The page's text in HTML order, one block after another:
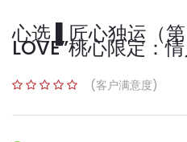
心选 ▌匠心独运（
LOVE”桃心限定：
(客户满意度)